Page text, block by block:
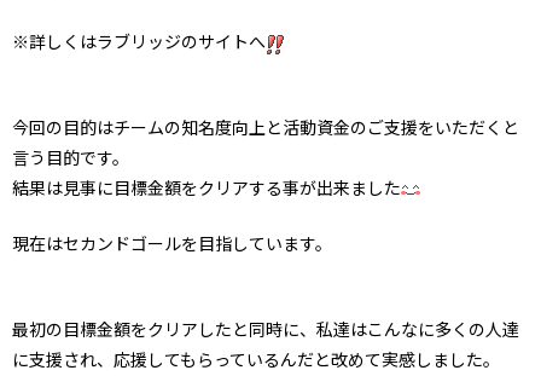
※詳しくはラブリッジのサイトへ
今回の目的はチームの知名度向上と活動資金のご支援をいただくと
言う目的です。
結果は見事に目標金額をクリアする事が出来ました
現在はセカンドゴールを目指しています。
最初の目標金額をクリアしたと同時に、私達はこんなに多くの人達
に支援され、応援してもらっているんだと改めて実感しました。